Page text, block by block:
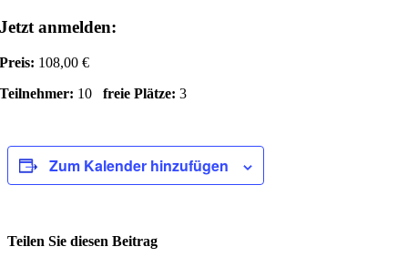
Jetzt anmelden:
Preis: 108,00 €
Teilnehmer: 10freie Plätze: 3
Zum Kalender hinzufügen
Teilen Sie diesen Beitrag